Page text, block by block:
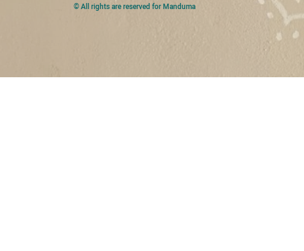
© All rights are reserved for Manduma